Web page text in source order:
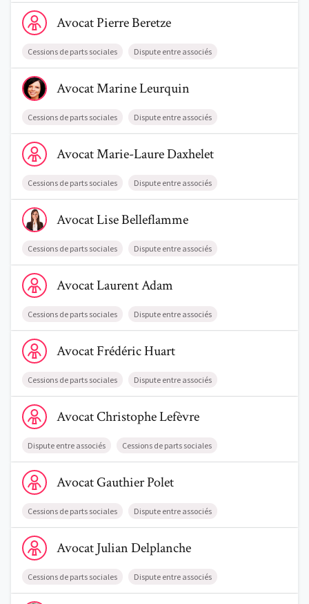
Voir le profil de AvocatPierre Beretze
AvocatPierreBeretze
Cessions de parts sociales Dispute entre associés
Voir le profil de AvocatMarine Leurquin
AvocatMarineLeurquin
Cessions de parts sociales Dispute entre associés
Voir le profil de AvocatMarie-Laure Daxhelet
AvocatMarie-LaureDaxhelet
Cessions de parts sociales Dispute entre associés
Voir le profil de AvocatLise Belleflamme
AvocatLiseBelleflamme
Cessions de parts sociales Dispute entre associés
Voir le profil de AvocatLaurent Adam
AvocatLaurentAdam
Cessions de parts sociales Dispute entre associés
Voir le profil de AvocatFrédéric Huart
AvocatFrédéricHuart
Cessions de parts sociales Dispute entre associés
Voir le profil de AvocatChristophe Lefèvre
AvocatChristopheLefèvre
Dispute entre associés Cessions de parts sociales
Voir le profil de AvocatGauthier Polet
AvocatGauthierPolet
Cessions de parts sociales Dispute entre associés
Voir le profil de AvocatJulian Delplanche
AvocatJulianDelplanche
Cessions de parts sociales Dispute entre associés
Voir le profil de AvocatOlivier D'Aout